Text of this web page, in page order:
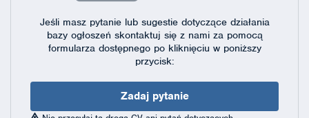
Jeśli masz pytanie lub sugestie dotyczące działania
bazy ogłoszeń skontaktuj się z nami za pomocą
formularza dostępnegopo kliknięciu w poniższy
przycisk:
Zadaj pytanie